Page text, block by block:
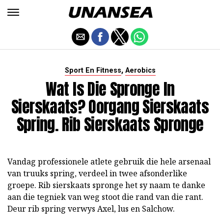
Sport En Fitness, Aerobics
Wat Is Die Spronge In
Sierskaats? Oorgang Sierskaats
Spring. Rib Sierskaats Spronge
Vandag professionele atlete gebruik die hele arsenaal
van truuks spring, verdeel in twee afsonderlike
groepe. Rib sierskaats spronge het sy naam te danke
aan die tegniek van weg stoot die rand van die rant.
Deur rib spring verwys Axel, lus en Salchow.